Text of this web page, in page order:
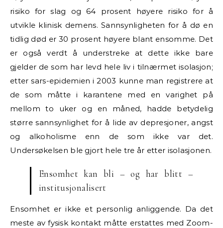
risiko for slag og 64 prosent høyere risiko for å
utvikle klinisk demens. Sannsynligheten for å dø en
tidlig død er 30 prosent høyere blant ensomme. Det
er også verdt å understreke at dette ikke bare
gjelder de som har levd hele liv i tilnærmet isolasjon;
etter sars-epidemien i 2003 kunne man registrere at
de som måtte i karantene med en varighet på
mellom to uker og en måned, hadde betydelig
større sannsynlighet for å lide av depresjoner, angst
og alkoholisme enn de som ikke var det.
Undersøkelsen ble gjort hele tre år etter isolasjonen.
Ensomhet kan bli – og har blitt –
institusjonalisert
Ensomhet er ikke et personlig anliggende. Da det
meste av fysisk kontakt måtte erstattes med Zoom-